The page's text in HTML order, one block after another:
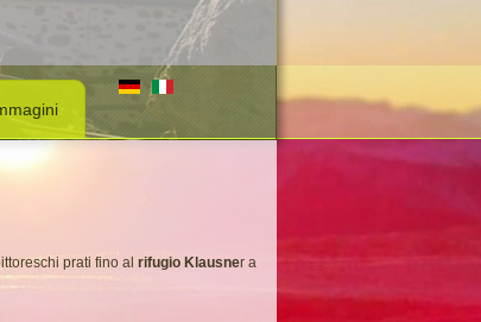
prati fino al rifugio Klausner a